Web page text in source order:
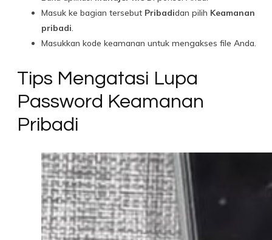
Masuk ke bagian tersebut Pribadidan pilih Keamanan
pribadi.
Masukkan kode keamanan untuk mengakses file Anda.
Tips Mengatasi Lupa
Password Keamanan
Pribadi